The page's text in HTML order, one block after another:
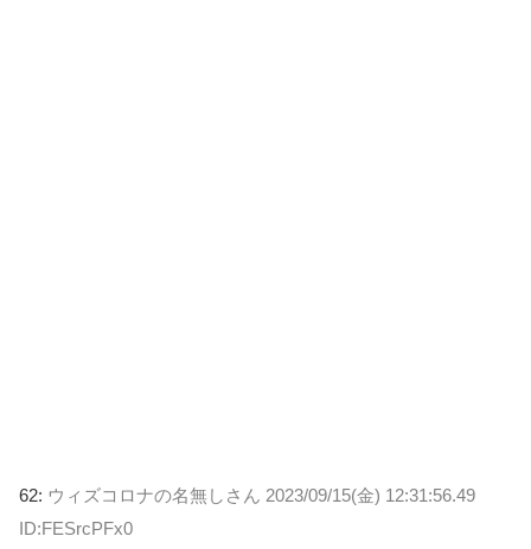
62: ウィズコロナの名無しさん 2023/09/15(金) 12:31:56.49
ID:FESrcPFx0